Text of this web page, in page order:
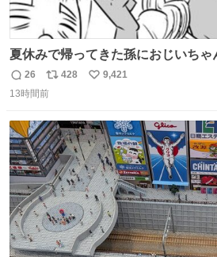
夏休みで帰ってきた孫におじいち
コマ漫画 #Web漫画 #漫画が読める
返
信
26
リ
ポ
ト
数
428
い
数
9,421
13時間前